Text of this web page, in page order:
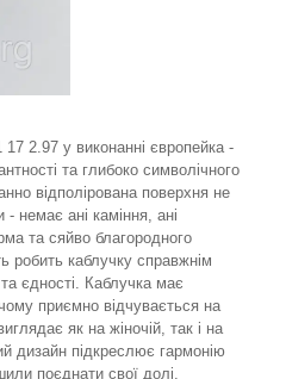
17 2.97 у виконанні європейка -
та глибоко символічного
відполірована поверхня не
немає ані каміння, ані
та сяйво благородного
робить каблучку справжнім
єдності. Каблучка має
приємно відчувається на
як на жіночій, так і на
дизайн підкреслює гармонію
поєднати свої долі.